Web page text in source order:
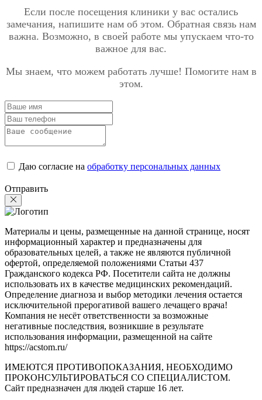
Если после посещения клиники у вас остались
замечания, напишите нам об этом. Обратная связь нам
важна. Возможно, в своей работе мы упускаем что-то
важное для вас.
Мы знаем, что можем работать лучше! Помогите нам в
этом.
Даю согласие на обработку персональных данных
Отправить
Материалы и цены, размещенные на данной странице, носят
информационный характер и предназначены для
образовательных целей, а также не являются публичной
офертой, определяемой положениями Статьи 437
Гражданского кодекса РФ. Посетители сайта не должны
использовать их в качестве медицинских рекомендаций.
Определение диагноза и выбор методики лечения остается
исключительной прерогативой вашего лечащего врача!
Компания не несёт ответственности за возможные
негативные последствия, возникшие в результате
использования информации, размещенной на сайте
https://acstom.ru/
ИМЕЮТСЯ ПРОТИВОПОКАЗАНИЯ, НЕОБХОДИМО
ПРОКОНСУЛЬТИРОВАТЬСЯ СО СПЕЦИАЛИСТОМ.
Сайт предназначен для людей старше 16 лет.